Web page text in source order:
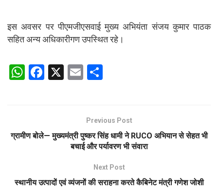
इस अवसर पर पीएमजीएसवाई मुख्य अभियंता संजय कुमार पाठक
सहित अन्य अधिकारीगण उपस्थित रहे।
W
A
F
o
X
E
e
Previous Post
ग्रामीण बोले— मुख्यमंत्री पुष्कर सिंह धामी ने RUCO अभियान से सेहत भी
बचाई और पर्यावरण भी संवारा
Next Post
स्थानीय उत्पादों एवं व्यंजनों की सराहना करते कैबिनेट मंत्री गणेश जोशी